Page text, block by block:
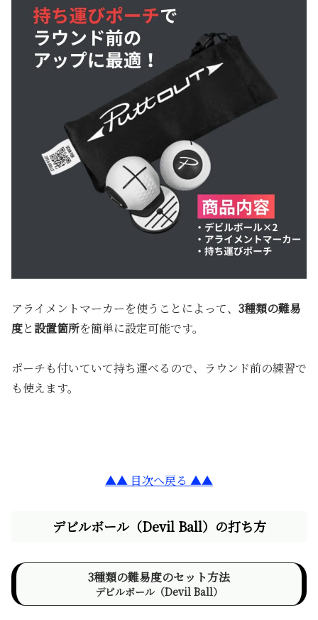
アライメントマーカーを使うことによって、 3種類の難易
度と設置箇所を簡単に設定可能です。
ポーチも付いていて持ち運べるので、ラウンド前の練習で
も使えます。
▲▲ 目次へ戻る ▲▲
デビルボール（Devil Ball）の打ち方
3種類の難易度のセット方法
デビルボール（Devil Ball）